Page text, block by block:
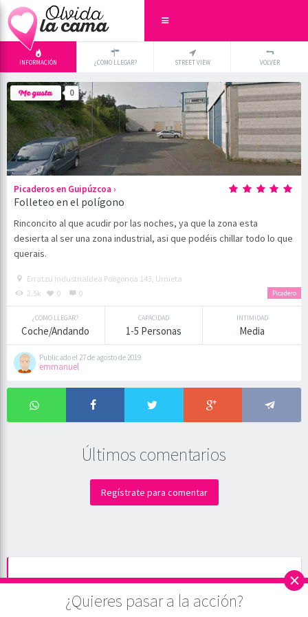
INFORMACIÓN ¿COMO LLEGAR? STREET VIEW VOLVER
0
Picaderos en Guipúzcoa ›
Folleteo en el polígono
Rinconcito al que acudir por las noches, ya que la zona esta
desierta al ser una zona industrial, asi que podéis chillar todo lo que
querais.
Picadero
Erratzu Industrialdea Poligonoa 143, Urnieta
2.5k
0 0
¿COMO LLEGAR?
Coche/Andando
CAPACIDAD
1-5 Personas
INTIMIDAD
Media
Publicado el 27 de agosto de 2019
emmanuel
Últimos comentarios
Regístrate para comentar
Valoración media de Folleteo en el polígono -
Picadero en Guipúzcoa
-
¿Quieres pasar a la acción?
×